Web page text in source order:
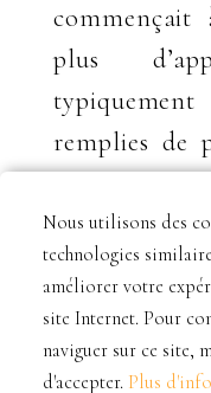
commençait
plus
remplies de
rendez-
avons
avec un bon
sur la
Nous utilisons des
technologies
améliorer votre
site Internet. Pour
naviguer sur ce site,
d'accepter. Plus